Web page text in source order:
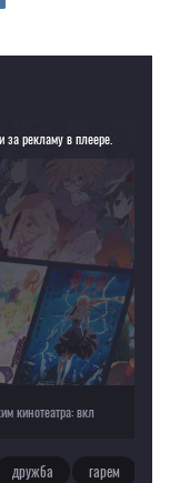
за рекламу в плеере.
плеер!
кинотеатра:вкл
дружба гарем